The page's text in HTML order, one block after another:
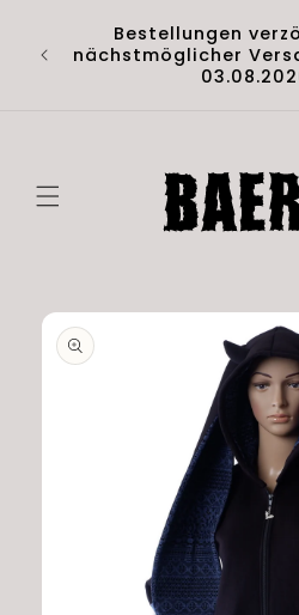
Inhalt
Bestellungen
nächstmöglicher